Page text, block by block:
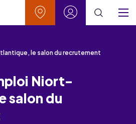
le salon du recrutement
Niort-
salon du